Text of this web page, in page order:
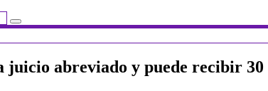
juicio abreviado y puede recibir